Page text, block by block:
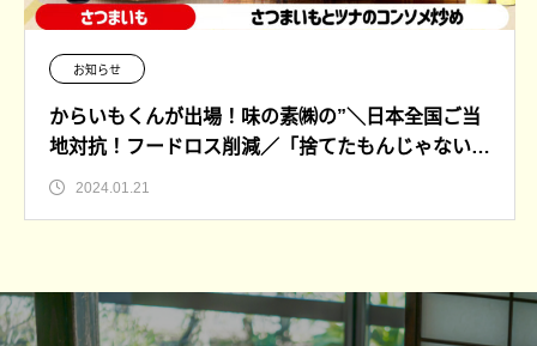
お知らせ
からいもくんが出場！味の素㈱の”＼日本全国ご当
地対抗！フードロス削減／「捨てたもんじゃない！
™」 グルメグランプリ”
2024.01.21